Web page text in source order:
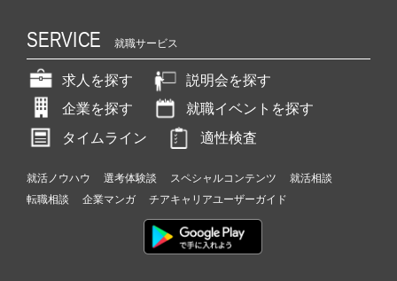
SERVICE 就職サービス
求人を探す
説明会を探す
企業を探す
就職イベントを探す
タイムライン
適性検査
就活ノウハウ 選考体験談 スペシャルコンテンツ
就活相談
転職相談
企業マンガ チアキャリアユーザーガイド